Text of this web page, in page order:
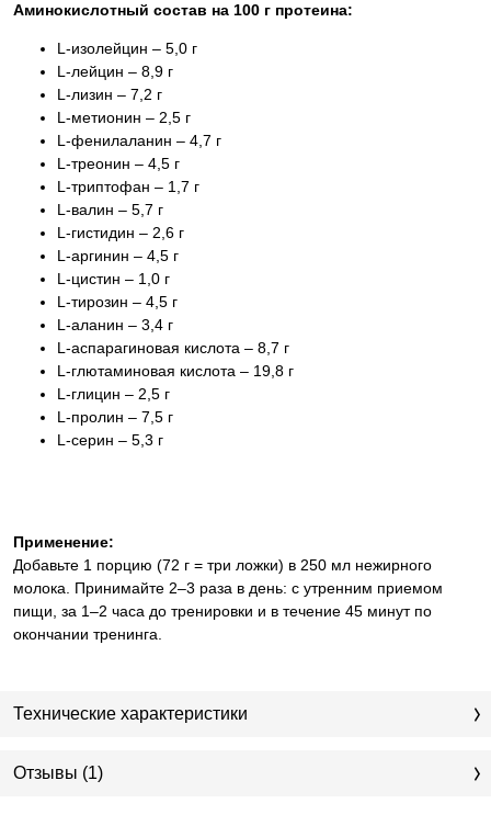
Аминокислотный состав на 100 г протеина:
L-изолейцин – 5,0 г
L-лейцин – 8,9 г
L-лизин – 7,2 г
L-метионин – 2,5 г
L-фенилаланин – 4,7 г
L-треонин – 4,5 г
L-триптофан – 1,7 г
L-валин – 5,7 г
L-гистидин – 2,6 г
L-аргинин – 4,5 г
L-цистин – 1,0 г
L-тирозин – 4,5 г
L-аланин – 3,4 г
L-аспарагиновая кислота – 8,7 г
L-глютаминовая кислота – 19,8 г
L-глицин – 2,5 г
L-пролин – 7,5 г
L-серин – 5,3 г
Применение:
Добавьте 1 порцию (72 г = три ложки) в 250 мл нежирного
молока. Принимайте 2–3 раза в день: с утренним приемом
пищи, за 1–2 часа до тренировки и в течение 45 минут по
окончании тренинга.
Технические характеристики
Отзывы (1)